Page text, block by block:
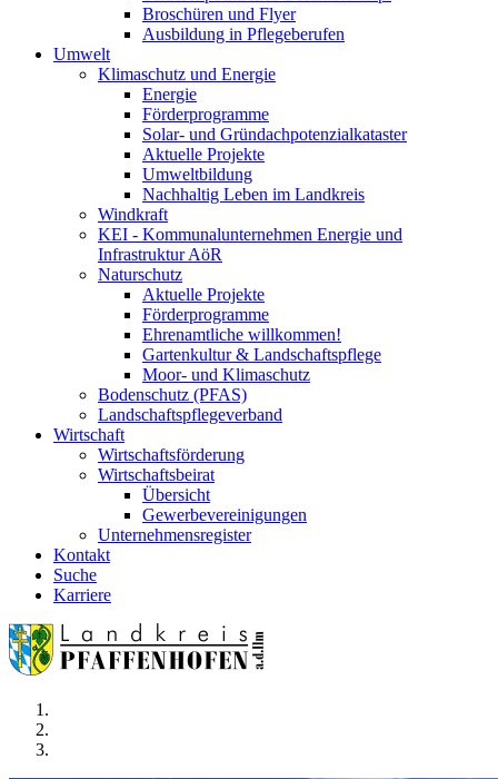
Broschüren und Flyer
Ausbildung in Pflegeberufen
Umwelt
Klimaschutz und Energie
Energie
Förderprogramme
Solar- und Gründachpotenzialkataster
Aktuelle Projekte
Umweltbildung
Nachhaltig Leben im Landkreis
Windkraft
KEI - Kommunalunternehmen Energie und
Infrastruktur AöR
Naturschutz
Aktuelle Projekte
Förderprogramme
Ehrenamtliche willkommen!
Gartenkultur & Landschaftspflege
Moor- und Klimaschutz
Bodenschutz (PFAS)
Landschaftspflegeverband
Wirtschaft
Wirtschaftsförderung
Wirtschaftsbeirat
Übersicht
Gewerbevereinigungen
Unternehmensregister
Kontakt
Suche
Karriere